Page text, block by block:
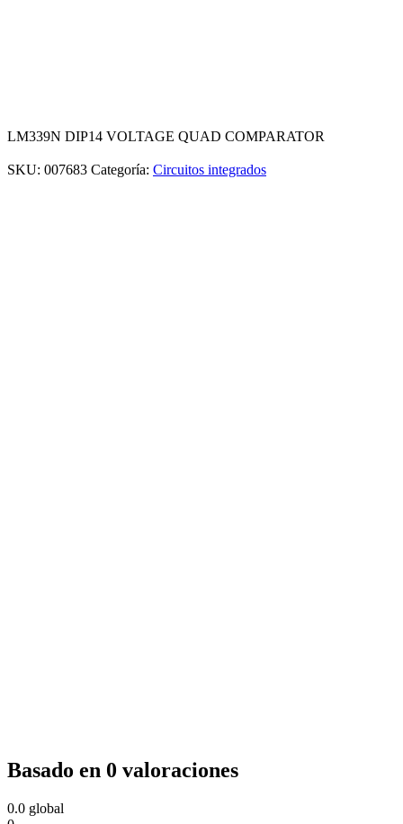
LM339N DIP14 VOLTAGE QUAD COMPARATOR
SKU: 007683 Categoría: Circuitos integrados
Basado en 0 valoraciones
0.0 global